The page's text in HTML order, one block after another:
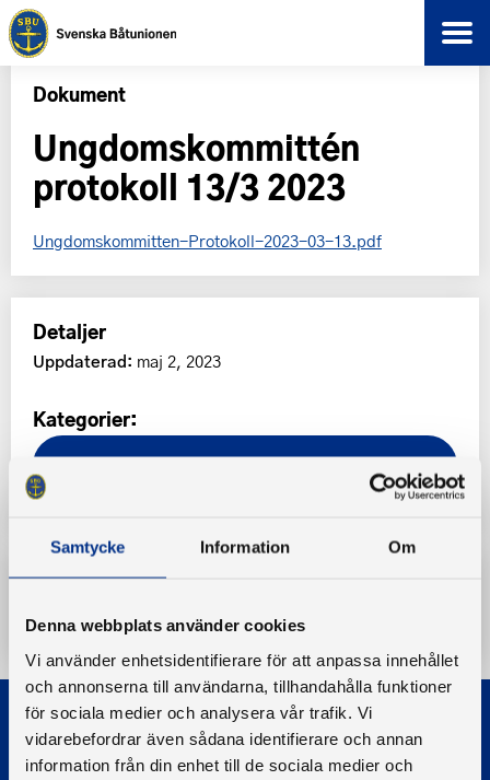
Samtycke Information Om
Denna webbplats använder cookies
Vi använder enhetsidentifierare för att anpassa innehållet
och annonserna till användarna, tillhandahålla funktioner
för sociala medier och analysera vår trafik. Vi
vidarebefordrar även sådana identifierare och annan
information från din enhet till de sociala medier och
Dokument
Ungdomskommittén
protokoll 13/3 2023
Ungdomskommitten-Protokoll-2023-03-13.pdf
Detaljer
Uppdaterad: maj 2, 2023
Kategorier:
Ungdomskommitténs protokoll